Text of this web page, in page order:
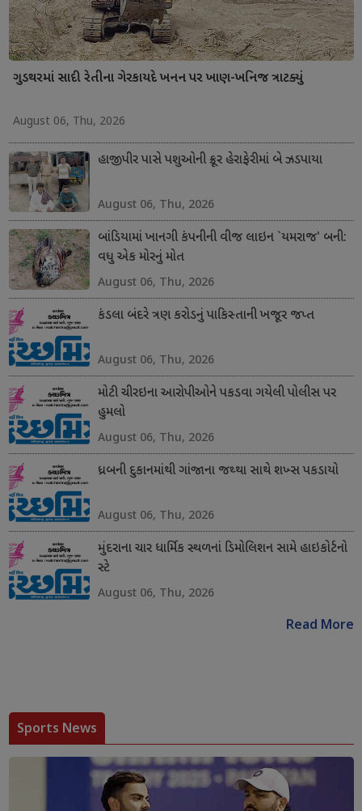
ગુડથરમાં સાદી રેતીના ગેરકાયદે ખનન પર ખાણ-ખનિજ ત્રાટક્યું
August 06, Thu, 2026
હાજીપીર પાસે પશુઓની ક્રૂર હેરાફેરીમાં બે ઝડપાયા
August 06, Thu, 2026
બાંડિયામાં ખાનગી કંપનીની વીજ લાઇન `યમરાજ' બની:
વધુ એક મોરનું મોત
August 06, Thu, 2026
કંડલા બંદરે ત્રણ કરોડનું પાકિસ્તાની ખજૂર જપ્ત
August 06, Thu, 2026
મોટી ચીરઇના આરોપીઓને પકડવા ગયેલી પોલીસ પર
હુમલો
August 06, Thu, 2026
ધ્રબની દુકાનમાંથી ગાંજાના જથ્થા સાથે શખ્સ પકડાયો
August 06, Thu, 2026
મુંદરાના ચાર ધાર્મિક સ્થળનાં ડિમોલિશન સામે હાઇકોર્ટનો
સ્ટે
August 06, Thu, 2026
Read More
Sports News